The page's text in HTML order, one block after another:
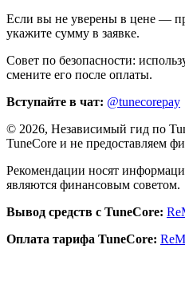
Если вы не уверены в цене —
укажите сумму в заявке.
Совет по безопасности:
смените его после оплаты.
Вступайте в чат: @tunecorepay
© 2026, Независимый гид по
TuneCore и не предоставляем
Рекомендации носят
являются финансовым советом.
Вывод средств с TuneCore:
Оплата тарифа TuneCore: